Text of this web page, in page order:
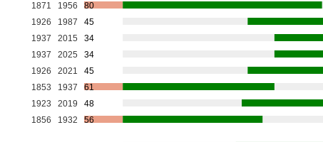
1871 1956
80
1926 1987
45
1937 2015
34
1937 2025
34
1926 2021
45
1853 1937
61
1923 2019
48
1856 1932 56